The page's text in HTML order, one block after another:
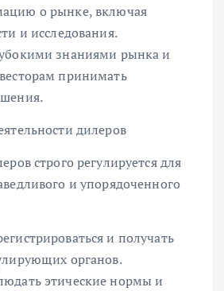
о рынке, включая
и исследования.
знаниями рынка и
принимать
дилеров
строго регулируется для
и упорядоченного
и получать
органов.
этические нормы и